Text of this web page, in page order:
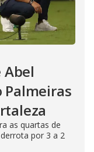
Abel
Palmeiras
as quartas de
por 3 a 2